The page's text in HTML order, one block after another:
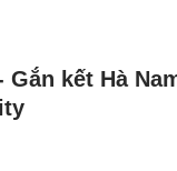
Gắn kết Hà